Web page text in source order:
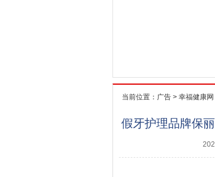
当前位置： 广告 > 幸福健康网
假牙护理品牌保